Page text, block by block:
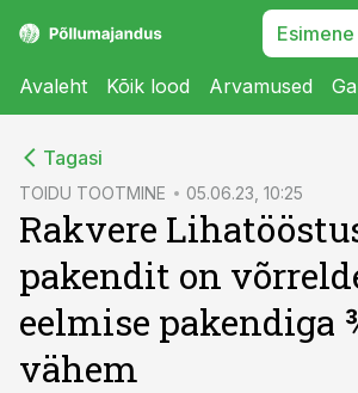
Avaleht Kõik lood Arvamused
Tagasi
TOIDU TOOTMINE 05.06.23, 10:25
Rakvere
pakendit on
eelmise pakendiga
vähem